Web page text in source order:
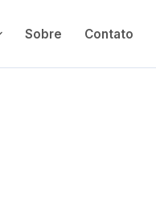
Sobre Contato